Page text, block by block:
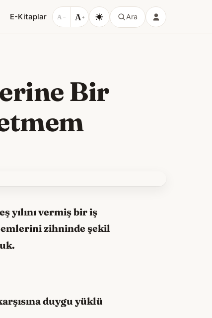
E-Kitaplar A − A+ Ara
Bir
yılını vermiş bir iş
zihninde şekil
duygu yüklü